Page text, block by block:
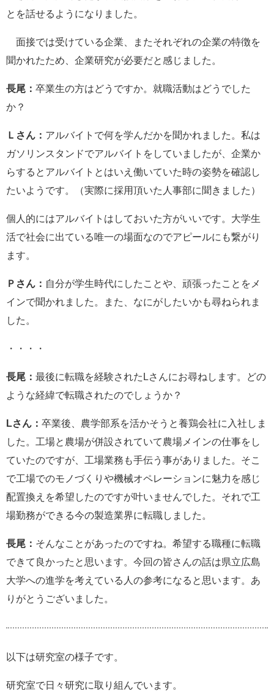
とを話せるようになりました。
面接では受けている企業、またそれぞれの企業の特徴を
聞かれたため、企業研究が必要だと感じました。
長尾： 卒業生の方はどうですか。就職活動はどうでした
か？
Ｌさん： アルバイトで何を学んだかを聞かれました。私は
ガソリンスタンドでアルバイトをしていましたが、企業か
らするとアルバイトとはいえ働いていた時の姿勢を確認し
たいようです。（実際に採用頂いた人事部に聞きました）
個人的にはアルバイトはしておいた方がいいです。大学生
活で社会に出ている唯一の場面なのでアピールにも繋がり
ます。
Ｐさん： 自分が学生時代にしたことや、頑張ったことをメ
インで聞かれました。また、なにがしたいかも尋ねられま
した。
・・・・
長尾： 最後に転職を経験されたLさんにお尋ねします。どの
ような経緯で転職されたのでしょうか？
Lさん： 卒業後、農学部系を活かそうと養鶏会社に入社しま
した。工場と農場が併設されていて農場メインの仕事をし
ていたのですが、工場業務も手伝う事がありました。そこ
で工場でのモノづくりや機械オペレーションに魅力を感じ
配置換えを希望したのですが叶いませんでした。それで工
場勤務ができる今の製造業界に転職しました。
長尾： そんなことがあったのですね。希望する職種に転職
できて良かったと思います。今回の皆さんの話は県立広島
大学への進学を考えている人の参考になると思います。あ
りがとうございました。
以下は研究室の様子です。
研究室で日々研究に取り組んでいます。